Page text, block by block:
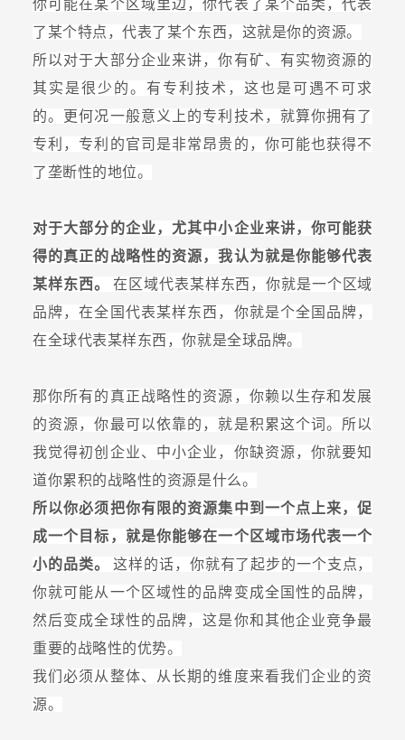
你可能在某个区域里边，你代表了某个品类，代表
了某个特点，代表了某个东西，这就是你的资源。
所以对于大部分企业来讲，你有矿、有实物资源的
其实是很少的。有专利技术，这也是可遇不可求
的。更何况一般意义上的专利技术，就算你拥有了
专利，专利的官司是非常昂贵的，你可能也获得不
了垄断性的地位。
对于大部分的企业，尤其中小企业来讲，你可能获
得的真正的战略性的资源，我认为就是你能够代表
某样东西。在区域代表某样东西，你就是一个区域
品牌，在全国代表某样东西，你就是个全国品牌，
在全球代表某样东西，你就是全球品牌。
那你所有的真正战略性的资源，你赖以生存和发展
的资源，你最可以依靠的，就是积累这个词。所以
我觉得初创企业、中小企业，你缺资源，你就要知
道你累积的战略性的资源是什么。
所以你必须把你有限的资源集中到一个点上来，促
成一个目标，就是你能够在一个区域市场代表一个
小的品类。这样的话，你就有了起步的一个支点，
你就可能从一个区域性的品牌变成全国性的品牌，
然后变成全球性的品牌，这是你和其他企业竞争最
重要的战略性的优势。
我们必须从整体、从长期的维度来看我们企业的资
源。